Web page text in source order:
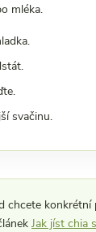
mléka.
svačinu.
chcete
Jak jíst chia